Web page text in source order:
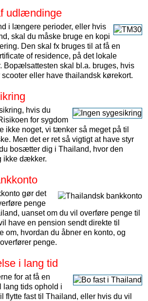
udlændinge
i længere perioder, eller hvis
skal du måske bruge en kopi
Den skal fx bruges til at få en
of residence, på det lokale
Bopælsattesten skal bl.a. bruges, hvis
eller have thailandsk kørekort.
hvis du
for sygdom
ikke noget, vi tænker så meget på til
Men det er ret så vigtigt at have styr
bosætter dig i Thailand, hvor den
ikke dækker.
gør det
penge
uanset om du vil overføre penge til
have en pension sendt direkte til
om, hvordan du åbner en konto, og
penge.
i lang tid
for at få en
lang tids ophold i
flytte fast til Thailand, eller hvis du vil